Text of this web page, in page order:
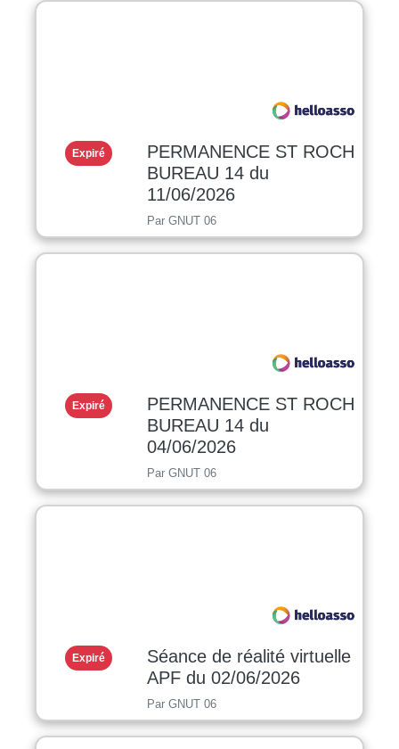
Expiré
PERMANENCE ST ROCH
BUREAU 14 du
11/06/2026
Par GNUT 06
Expiré
PERMANENCE ST ROCH
BUREAU 14 du
04/06/2026
Par GNUT 06
Expiré
Séance de réalité virtuelle
APF du 02/06/2026
Par GNUT 06